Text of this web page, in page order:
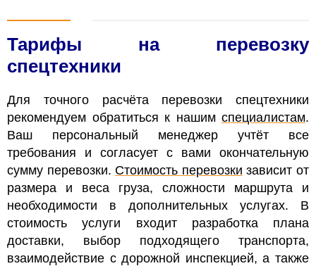
Тарифы на перевозку
спецтехники
Для точного расчёта перевозки спецтехники
рекомендуем обратиться к нашим специалистам.
Ваш персональный менеджер учтёт все
требования и согласует с вами окончательную
сумму перевозки. Стоимость перевозки зависит от
размера и веса груза, сложности маршрута и
необходимости в дополнительных услугах. В
стоимость услуги входит разработка плана
доставки, выбор подходящего транспорта,
взаимодействие с дорожной инспекцией, а также